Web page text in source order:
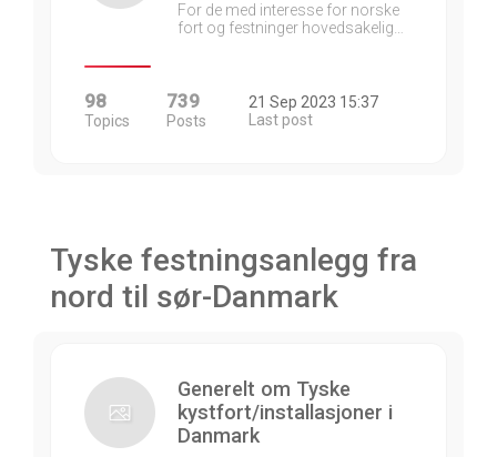
For de med interesse for norske
fort og festninger hovedsakelig…
98
Topics
739
Posts
21 Sep 2023 15:37
Last post
Tyske festningsanlegg fra
nord til sør-Danmark
Generelt om Tyske
kystfort/installasjoner i
Danmark